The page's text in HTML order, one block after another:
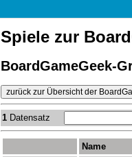
Spiele zur
BoardGameGeek-
1 Datensatz
Name